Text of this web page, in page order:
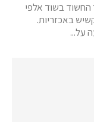
בשוד אלפי
הקשיש באכזריות.
על...